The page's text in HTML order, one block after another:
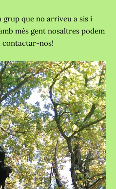
grup que no arriveu a sis i
més gent nosaltres podem
contactar-nos!